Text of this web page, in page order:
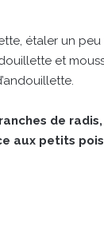
étaler un peu
et
de
aux petits